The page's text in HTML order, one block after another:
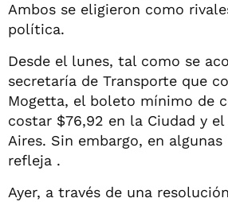
Ambos se eligieron como
política.
Desde el lunes, tal como se
secretaría de Transporte que
Mogetta, el boleto mínimo de
costar $76,92 en la Ciudad y el
Aires. Sin embargo, en
refleja .
Ayer, a través de una